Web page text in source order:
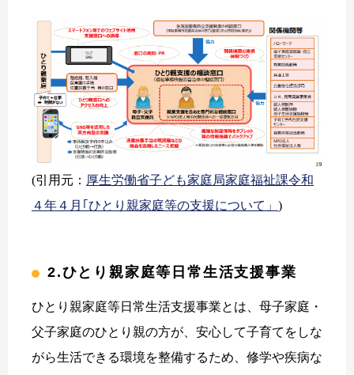
(引用元： 厚生労働省子ども家庭局家庭福祉課令和
４年４月｢ひとり親家庭等の支援について」 )
2.ひとり親家庭等日常生活支援事業
ひとり親家庭等日常生活支援事業とは、母子家庭・
父子家庭のひとり親の方が、安心して子育てをしな
がら生活できる環境を整備するため、修学や疾病な